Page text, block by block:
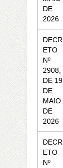
DE
2026
DECR
ETO
Nº
2908,
DE 19
DE
MAIO
DE
2026
DECR
ETO
Nº